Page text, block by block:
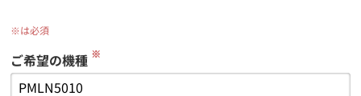
※は必須
ご希望の機種 ※